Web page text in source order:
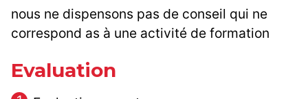
nous ne dispensons pas de conseil qui ne
correspond as à une activité de formation
Evaluation